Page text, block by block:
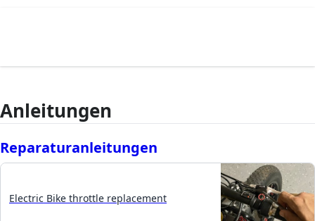
Anleitungen
Reparaturanleitungen
Electric Bike throttle replacement